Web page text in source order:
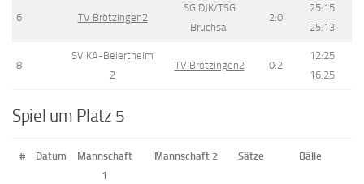
6 TV Brötzingen2
SG DJK/TSG
Bruchsal
2:0
25:15
25:13
8
SV KA-Beiertheim
2
TV Brötzingen2 0:2
12:25
16:25
Spiel um Platz 5
# Datum
Mannschaft
1
Mannschaft 2 Sätze Bälle